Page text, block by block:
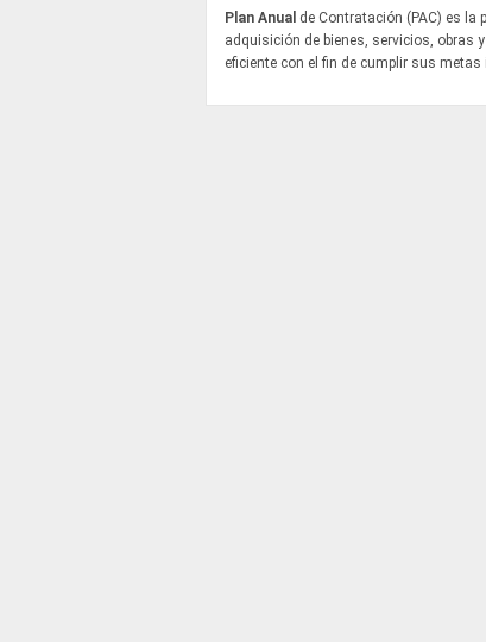
Plan Anual de Contratación (PAC) es la
adquisición de bienes, servicios, obras
eficiente con el fin de cumplir sus